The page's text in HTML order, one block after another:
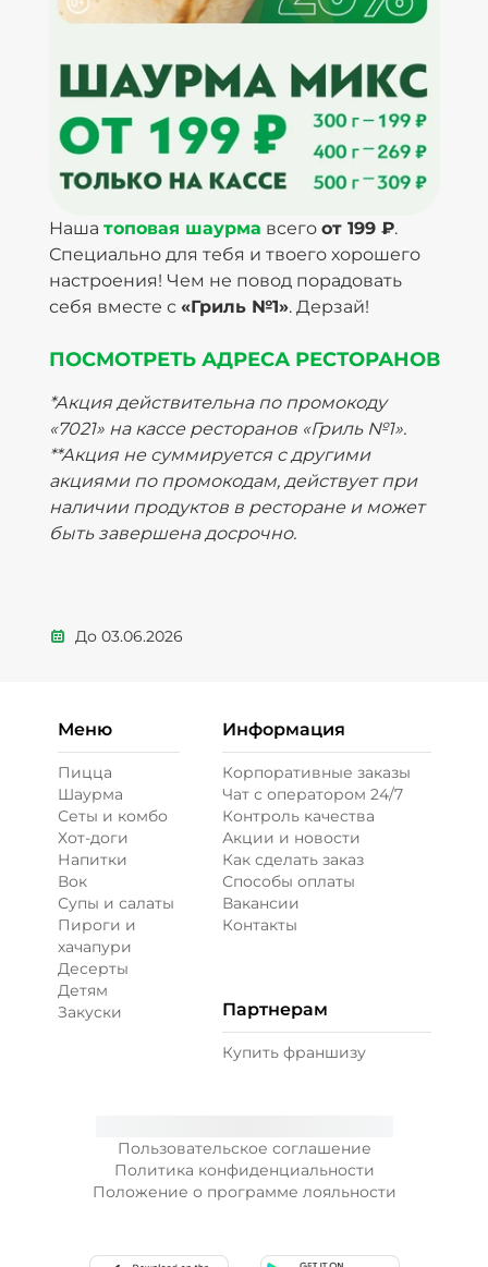
Наша топовая шаурма всего от 199 ₽.
Специально для тебя и твоего хорошего
настроения! Чем не повод порадовать
себя вместе с «Гриль №1». Дерзай!
ПОСМОТРЕТЬ АДРЕСА РЕСТОРАНОВ
*Акция действительна по промокоду
«7021» на кассе ресторанов «Гриль №1».
**Акция не суммируется с другими
акциями по промокодам, действует при
наличии продуктов в ресторане и может
быть завершена досрочно.
До 03.06.2026
Пользовательское соглашение
Политика конфиденциальности
Положение о программе лояльности
Меню
Пицца
Шаурма
Сеты и комбо
Хот-доги
Напитки
Вок
Супы и салаты
Пироги и
хачапури
Десерты
Детям
Закуски
Информация
Корпоративные заказы
Чат с оператором 24/7
Контроль качества
Акции и новости
Как сделать заказ
Способы оплаты
Вакансии
Контакты
Партнерам
Купить франшизу